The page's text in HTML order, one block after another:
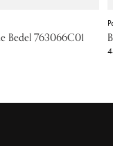
Bedel 763066C01